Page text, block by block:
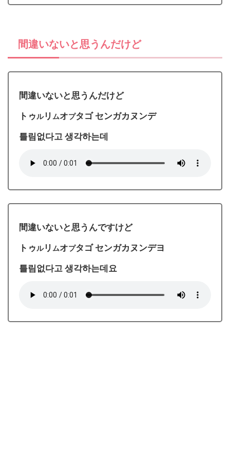
間違いないと思うんだけど
間違いないと思うんだけど
トゥルリ ムオプタゴ センガカヌンデ
틀림없다고 생각하는데
間違いないと思うんですけど
トゥルリ ムオプタゴ センガカヌンデヨ
틀림없다고 생각하는데요